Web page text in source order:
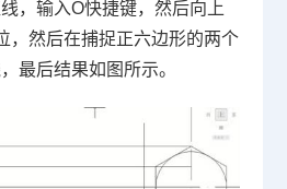
，输入O快捷键，然后向上
，然后在捕捉正六边形的两个
最后结果如图所示。